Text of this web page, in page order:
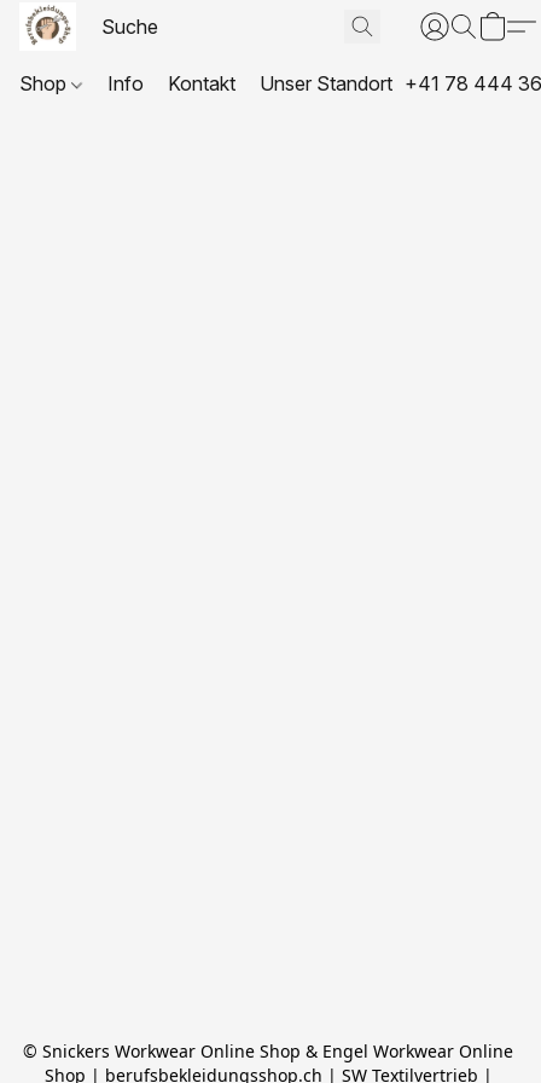
Shop Info Kontakt Unser Standort +41 78 444
© Snickers Workwear Online Shop & Engel Workwear Online
Shop | berufsbekleidungsshop.ch | SW Textilvertrieb |